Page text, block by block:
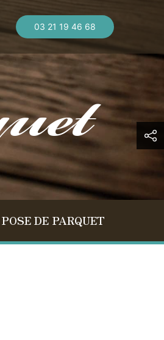
03 21 19 46 68
POSE DE PARQUET